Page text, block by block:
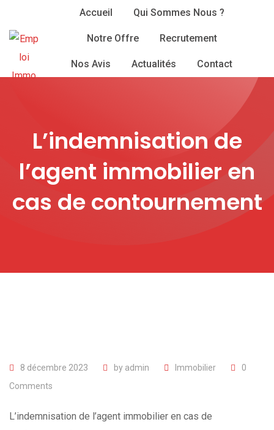
content
Accueil Qui Sommes Nous ?
Notre Offre Recrutement
Nos Avis Actualités Contact
L’indemnisation de
l’agent immobilier en
cas de contournement
8 décembre 2023 by admin Immobilier
0
Comments
L’indemnisation de l’agent immobilier en cas de